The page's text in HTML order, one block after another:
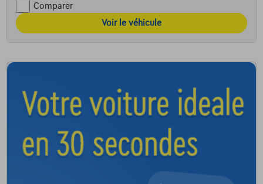
Comparer
Voir le véhicule